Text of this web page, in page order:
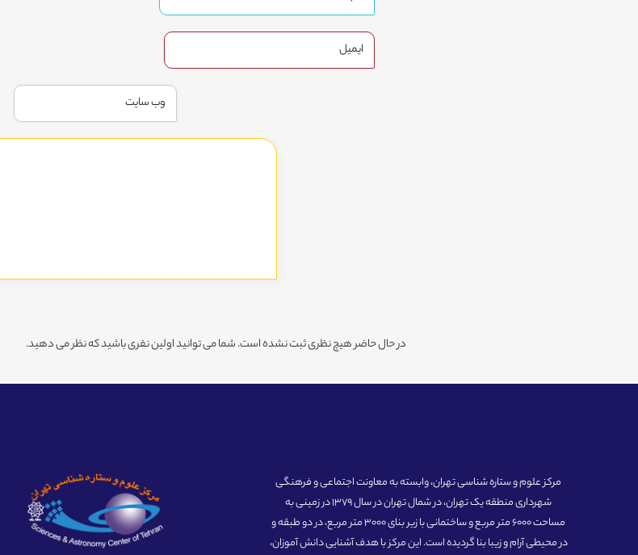
در حال حاضر هیچ نظری ثبت نشده است. شما می توانید اولین نفری باشید که نظر می دهید.
مرکز علوم و ستاره شناسی تهران، وابسته به معاونت اجتماعی و فرهنگی
شهرداری منطقه یک تهران، در شمال تهران در سال 1379 در زمینی به
مساحت 6000 متر مربع و ساختمانی با زیر بنای 3000 متر مربع، در دو طبقه و
در محیطی آرام و زیبا بنا گردیده است. این مرکز با هدف آشنایی دانش آموزان،